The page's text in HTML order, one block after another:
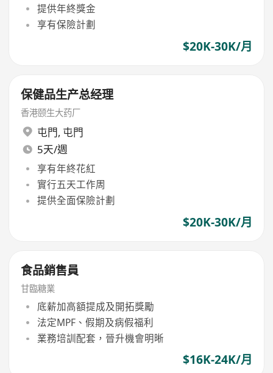
提供年終獎金
享有保險計劃
$20K-30K/月
保健品生产总经理
香港颐生大药厂
屯門, 屯門
5天/週
享有年終花紅
實行五天工作周
提供全面保險計劃
$20K-30K/月
食品銷售員
甘臨糖業
底薪加高額提成及開拓獎勵
法定MPF、假期及病假福利
業務培訓配套，晉升機會明晰
$16K-24K/月